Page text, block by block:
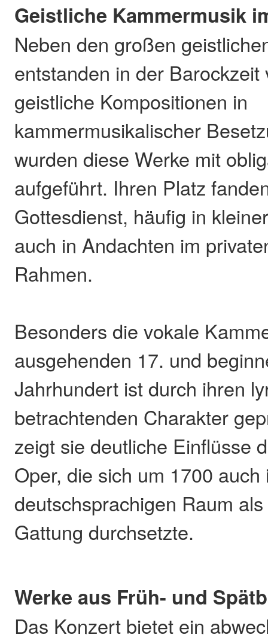
Geistliche Kammermusik
Neben den großen
entstanden in der Barockzeit
geistliche Kompositionen in
kammermusikalischer
wurden diese Werke mit
aufgeführt. Ihren Platz
Gottesdienst, häufig in
auch in Andachten im
Rahmen.
Besonders die vokale
ausgehenden 17. und
Jahrhundert ist durch ihren
betrachtenden Charakter
zeigt sie deutliche Einflüsse
Oper, die sich um 1700 auch
deutschsprachigen Raum
Gattung durchsetzte.
Werke aus Früh- und
Das Konzert bietet ein